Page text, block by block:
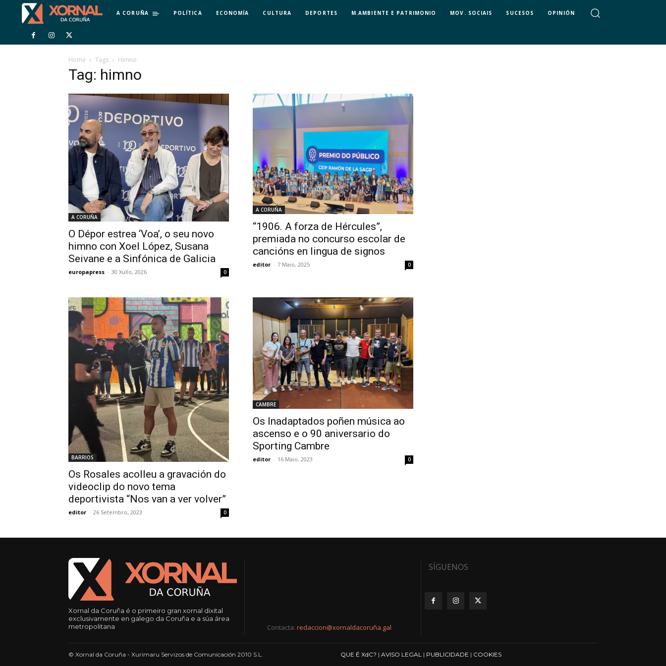
A CORUÑA POLÍTICA ECONOMÍA CULTURA DEPORTES M.AMBIENTE E PATRIMONIO MOV. SOCIAIS SUCESOS OPINIÓN
Home Tags Himno
Tag: himno
A CORUÑA
O Dépor estrea ‘Voa’, o seu novo
himno con Xoel López, Susana
Seivane e a Sinfónica de Galicia
europapress - 30 Xullo, 2026 0
A CORUÑA
“1906. A forza de Hércules”,
premiada no concurso escolar de
cancións en lingua de signos
editor - 7 Maio, 2025 0
BARRIOS
Os Rosales acolleu a gravación do
videoclip do novo tema
deportivista “Nos van a ver volver”
editor - 26 Setembro, 2023 0
CAMBRE
Os Inadaptados poñen música ao
ascenso e o 90 aniversario do
Sporting Cambre
editor - 16 Maio, 2023 0
Xornal da Coruña é o primeiro gran xornal dixital
exclusivamente en galego da Coruña e a súa área
metropolitana
Contacta: redaccion@xornaldacoruña.gal
SÍGUENOS
© Xornal da Coruña - Xurimaru Servizos de Comunicación 2010 S.L. QUE É XdC? | AVISO LEGAL | PUBLICIDADE | COOKIES